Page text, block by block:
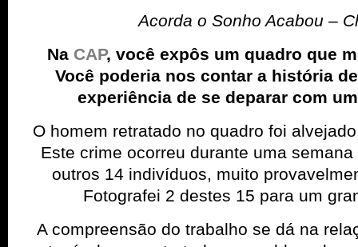
Acorda o Sonho Acabou –
Na CAP, você expôs um quadro que
Você poderia nos contar a história
experiência de se deparar com
O homem retratado no quadro foi
Este crime ocorreu durante uma
outros 14 indiví­duos, muito
Fotografei 2 destes 15 para um
A compreensão do trabalho se dá na